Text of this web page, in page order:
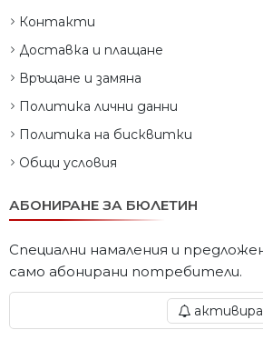
Контакти
Доставка и плащане
Връщане и замяна
Политика лични данни
Политика на бисквитки
Общи условия
АБОНИРАНЕ ЗА БЮЛЕТИН
Специални намаления и
само абонирани потребители.